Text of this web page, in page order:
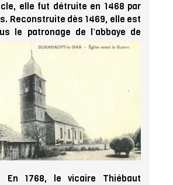
elle fut détruite en 1468 par
Reconstruite dès 1469, elle est
le patronage de l’abbaye de
En 1768, le vicaire Thiébaut